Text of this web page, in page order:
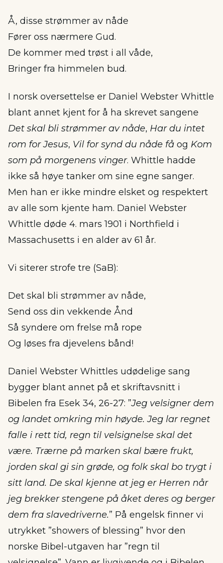
Å, disse strømmer av nåde
Fører oss nærmere Gud.
De kommer med trøst i all våde,
Bringer fra himmelen bud.
I norsk oversettelse er Daniel Webster Whittle
blant annet kjent for å ha skrevet sangene
Det skal bli strømmer av nåde, Har du intet
rom for Jesus, Vil for synd du nåde få og Kom
som på morgenens vinger. Whittle hadde
ikke så høye tanker om sine egne sanger.
Men han er ikke mindre elsket og respektert
av alle som kjente ham. Daniel Webster
Whittle døde 4. mars 1901 i Northfield i
Massachusetts i en alder av 61 år.
Vi siterer strofe tre (SaB):
Det skal bli strømmer av nåde,
Send oss din vekkende Ånd
Så syndere om frelse må rope
Og løses fra djevelens bånd!
Daniel Webster Whittles udødelige sang
bygger blant annet på et skriftavsnitt i
Bibelen fra Esek 34, 26-27: ”Jeg velsigner dem
og landet omkring min høyde. Jeg lar regnet
falle i rett tid, regn til velsignelse skal det
være. Trærne på marken skal bære frukt,
jorden skal gi sin grøde, og folk skal bo trygt i
sitt land. De skal kjenne at jeg er Herren når
jeg brekker stengene på åket deres og berger
dem fra slavedriverne.” På engelsk finner vi
utrykket ”showers of blessing” hvor den
norske Bibel-utgaven har ”regn til